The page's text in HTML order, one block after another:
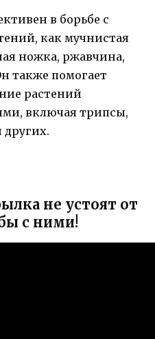
в борьбе с
как мучнистая
ножка, ржавчина,
также помогает
растений
включая трипсы,
не устоят от
с ними!